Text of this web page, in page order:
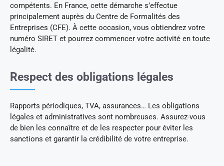
compétents. En France, cette démarche s’effectue
principalement auprès du Centre de Formalités des
Entreprises (CFE). À cette occasion, vous obtiendrez votre
numéro SIRET et pourrez commencer votre activité en toute
légalité.
Respect des obligations légales
Rapports périodiques, TVA, assurances… Les obligations
légales et administratives sont nombreuses. Assurez-vous
de bien les connaître et de les respecter pour éviter les
sanctions et garantir la crédibilité de votre entreprise.